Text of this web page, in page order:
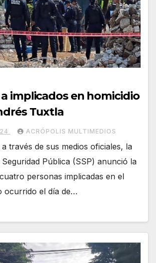
implicados en homicidio
Tuxtla
ACRÓPOLIS MULTIMEDIOS
través de sus medios oficiales, la
Pública (SSP) anunció la
personas implicadas en el
ocurrido el día de…